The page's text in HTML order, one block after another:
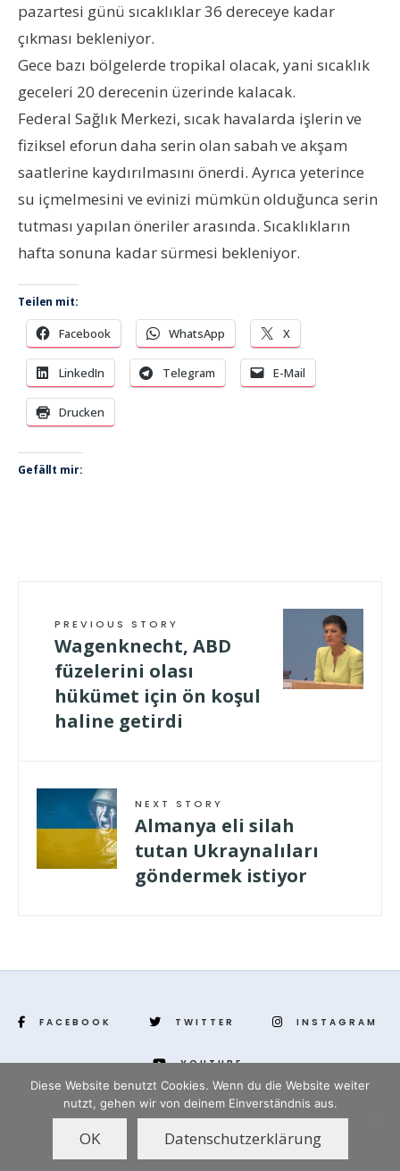
pazartesi günü sıcaklıklar 36 dereceye kadar
çıkması bekleniyor.
Gece bazı bölgelerde tropikal olacak, yani sıcaklık
geceleri 20 derecenin üzerinde kalacak.
Federal Sağlık Merkezi, sıcak havalarda işlerin ve
fiziksel eforun daha serin olan sabah ve akşam
saatlerine kaydırılmasını önerdi. Ayrıca yeterince
su içmelmesini ve evinizi mümkün olduğunca serin
tutması yapılan öneriler arasında. Sıcaklıkların
hafta sonuna kadar sürmesi bekleniyor.
Teilen mit:
Facebook WhatsApp X
LinkedIn Telegram E-Mail
Drucken
Gefällt mir:
PREVIOUS STORY
Wagenknecht, ABD
füzelerini olası
hükümet için ön koşul
haline getirdi
NEXT STORY
Almanya eli silah
tutan Ukraynalıları
göndermek istiyor
FACEBOOK TWITTER INSTAGRAM
YOUTUBE
www.yenihayat.de
Diese Website benutzt Cookies. Wenn du die Website weiter
nutzt, gehen wir von deinem Einverständnis aus.
OK Datenschutzerklärung